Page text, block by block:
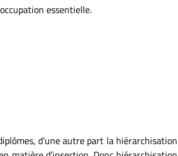
essentielle.
d’une autre part la hiérarchisation